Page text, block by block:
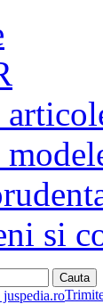
si